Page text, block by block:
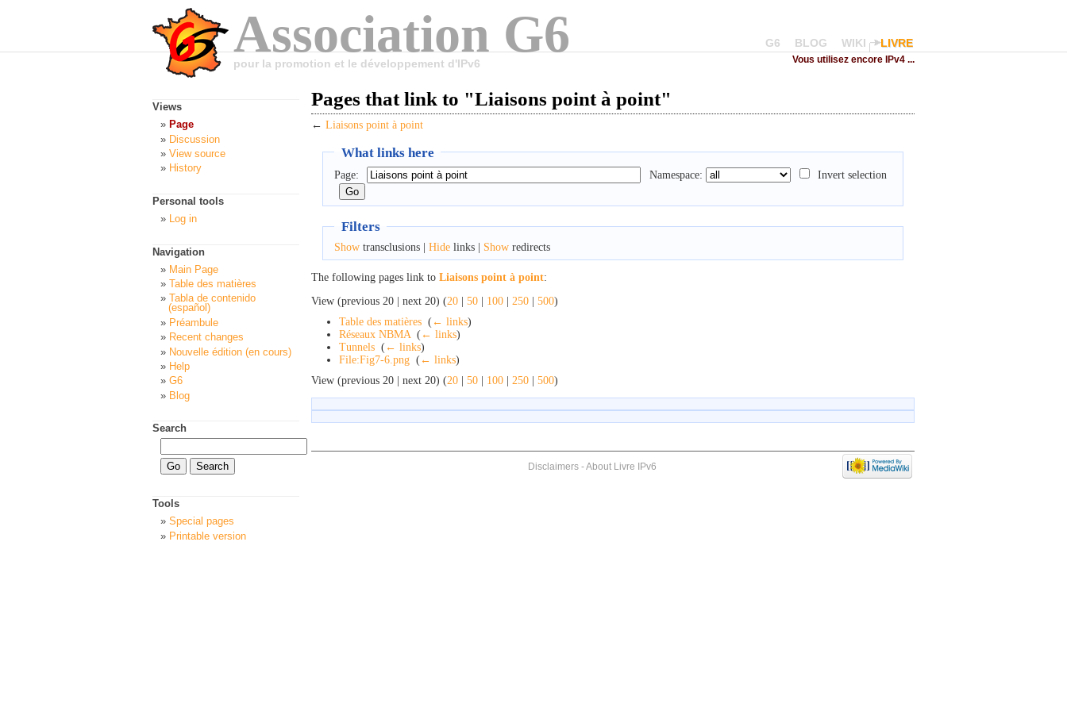
Association G6
pour la promotion et le développement d'IPv6
G6 BLOG WIKI LIVRE
Vous utilisez encore IPv4 ...
Pages that link to "Liaisons point à point"
← Liaisons point à point
What links here
Page: Namespace: Invert selection
Filters
Showtransclusions | Hidelinks | Showredirects
The following pages link to Liaisons point à point:
View (previous 20 | next 20) (20 | 50 | 100 | 250 | 500)
Table des matières ( ← links)
Réseaux NBMA ( ← links)
Tunnels ( ← links)
File:Fig7-6.png ( ← links)
View (previous 20 | next 20) (20 | 50 | 100 | 250 | 500)
Views
Page
Discussion
View source
History
Personal tools
Log in
Navigation
Main Page
Table des matières
Tabla de contenido
(español)
Préambule
Recent changes
Nouvelle édition (en cours)
Help
G6
Blog
Search
Tools
Special pages
Printable version
Disclaimers-About Livre IPv6